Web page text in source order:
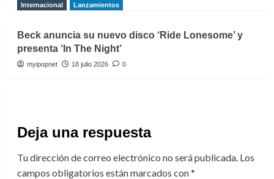
Internacional
Lanzamientos
Beck anuncia su nuevo disco ‘Ride Lonesome’ y
presenta ‘In The Night’
myipopnet 18 julio 2026 0
Deja una respuesta
Tu dirección de correo electrónico no será publicada. Los
campos obligatorios están marcados con*